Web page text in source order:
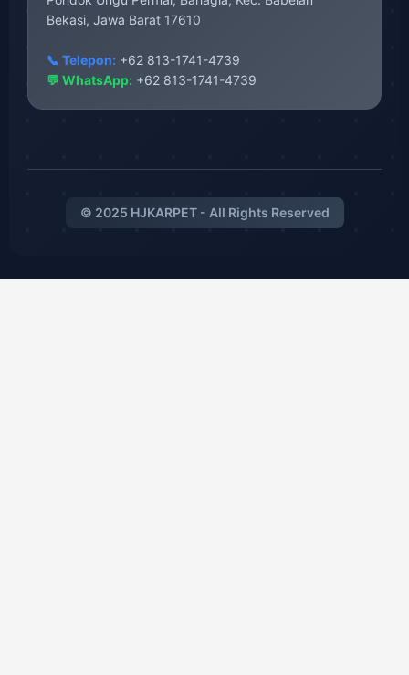
Bekasi, Jawa Barat 17610
📞 Telepon: +62 813-1741-4739
💬 WhatsApp: +62 813-1741-4739
© 2025 HJKARPET - All Rights Reserved